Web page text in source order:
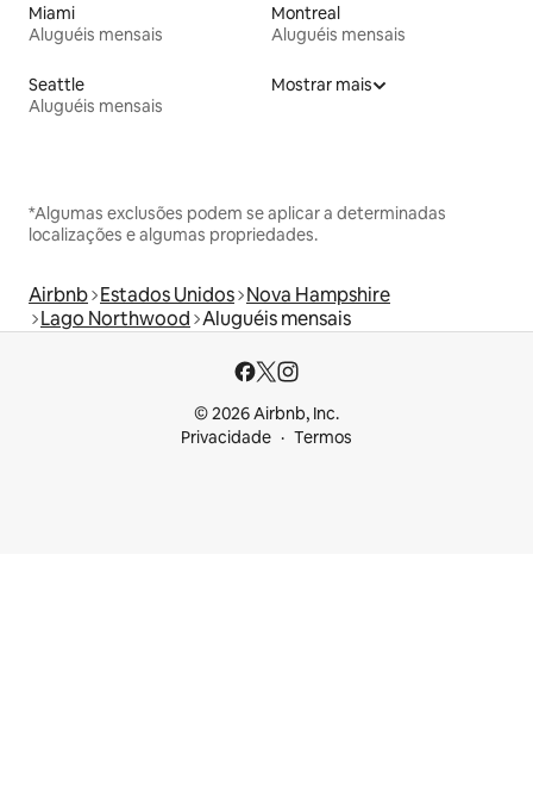
Miami
Aluguéis mensais
Montreal
Aluguéis mensais
Seattle
Aluguéis mensais
Mostrar mais
*Algumas exclusões podem se aplicar a determinadas
localizações e algumas propriedades.
Airbnb Estados Unidos Nova Hampshire
Lago Northwood Aluguéis mensais
© 2026 Airbnb, Inc.
Privacidade
Termos